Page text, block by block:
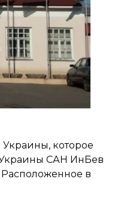
которое
САН ИнБев
Расположенное в